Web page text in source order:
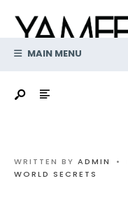
contentMAIN MENU
WRITTEN BY ADMIN •
WORLD SECRETS
for: